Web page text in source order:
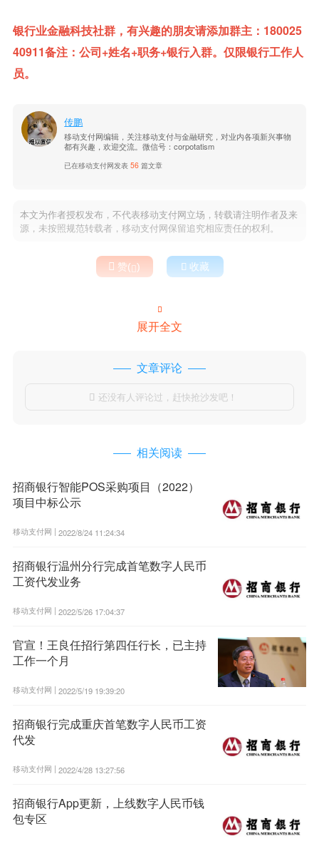
银行业金融科技社群，有兴趣的朋友请添加群主：180025
40911备注：公司+姓名+职务+银行入群。仅限银行工作人
员。
传鹏
移动支付网编辑，关注移动支付与金融研究，对业内各项新兴事物
都有兴趣，欢迎交流。微信号：corpotatism
已在移动支付网发表56 篇文章
本文为作者授权发布，不代表移动支付网立场，转载请注明作者及来
源，未按照规范转载者，移动支付网保留追究相应责任的权利。
 赞()  收藏

展开全文
文章评论
 还没有人评论过，赶快抢沙发吧！
相关阅读
招商银行智能POS采购项目（2022）
项目中标公示
移动支付网 | 2022/8/24 11:24:34
招商银行温州分行完成首笔数字人民币
工资代发业务
移动支付网 | 2022/5/26 17:04:37
官宣！王良任招行第四任行长，已主持
工作一个月
移动支付网 | 2022/5/19 19:39:20
招商银行完成重庆首笔数字人民币工资
代发
移动支付网 | 2022/4/28 13:27:56
招商银行App更新，上线数字人民币钱
包专区